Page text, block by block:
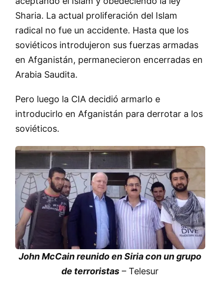
Sharia. La actual proliferación del Islam
radical no fue un accidente. Hasta que los
soviéticos introdujeron sus fuerzas armadas
en Afganistán, permanecieron encerradas en
Arabia Saudita.
Pero luego la CIA decidió armarlo e
introducirlo en Afganistán para derrotar a los
soviéticos.
John McCain reunido en Siria con un grupo
de terroristas – Telesur